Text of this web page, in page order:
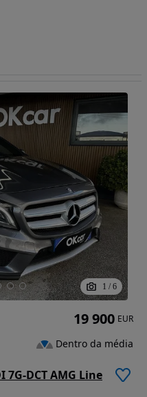
1 / 6
7G-DCT AMG Line
19 900 EUR
Dentro da média